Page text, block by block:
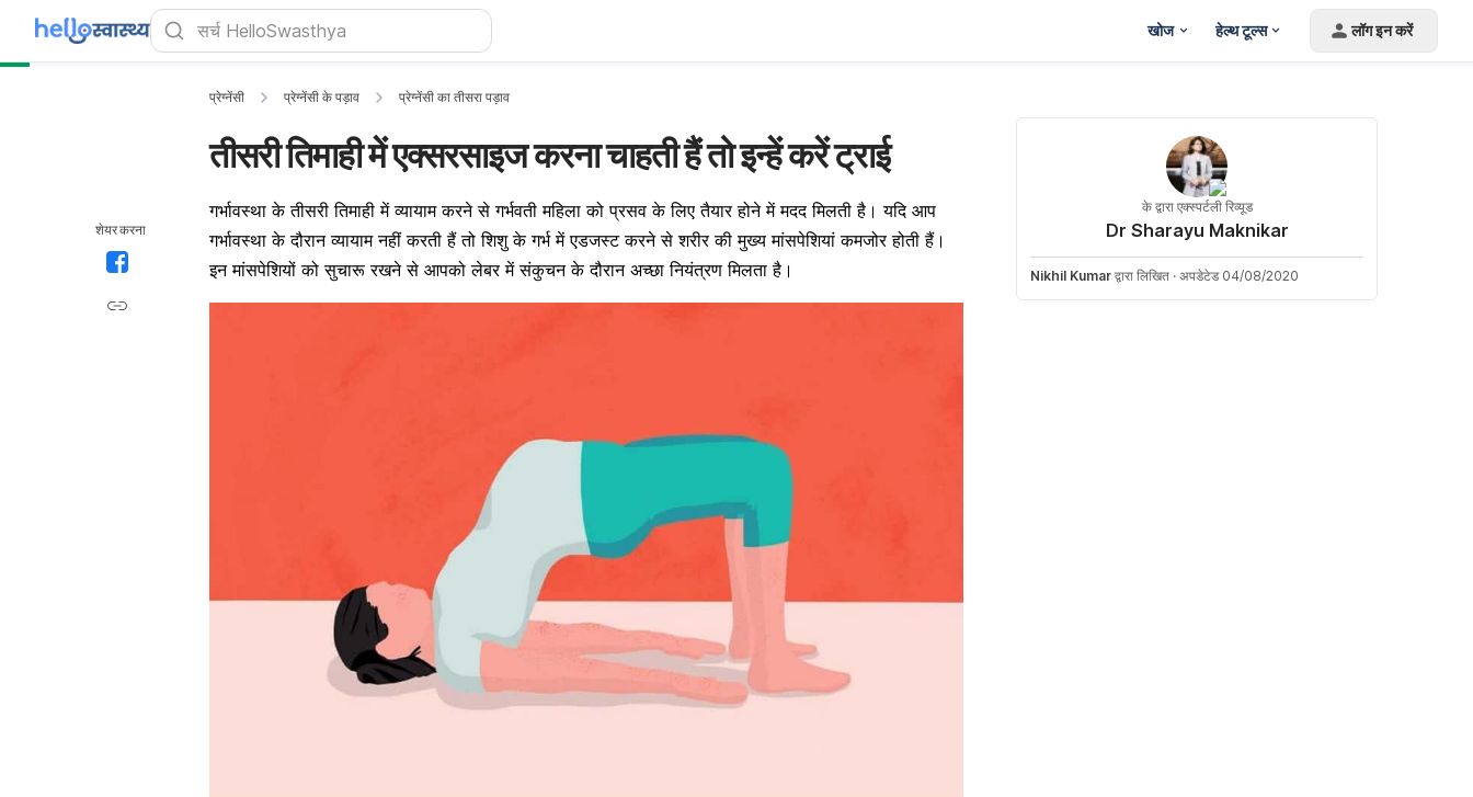
खोज हेल्थ टूल्स लॉग इन करें
शेयर करना
प्रेग्नेंसी प्रेग्नेंसी के पड़ाव प्रेग्नेंसी का तीसरा पड़ाव
तीसरी तिमाही में एक्सरसाइज करना चाहती हैं तो इन्हें करें ट्राई
गर्भावस्था के तीसरी तिमाही में व्यायाम करने से गर्भवती महिला को प्रसव के लिए तैयार होने में मदद मिलती है। यदि आप
गर्भावस्था के दौरान व्यायाम नहीं करती हैं तो शिशु के गर्भ में एडजस्ट करने से शरीर की मुख्य मांसपेशियां कमजोर होती हैं।
इन मांसपेशियों को सुचारू रखने से आपको लेबर में संकुचन के दौरान अच्छा नियंत्रण मिलता है।
के द्वारा एक्स्पर्टली रिव्यूड
Dr Sharayu Maknikar
Nikhil Kumar द्वारा लिखित · अपडेटेड 04/08/2020